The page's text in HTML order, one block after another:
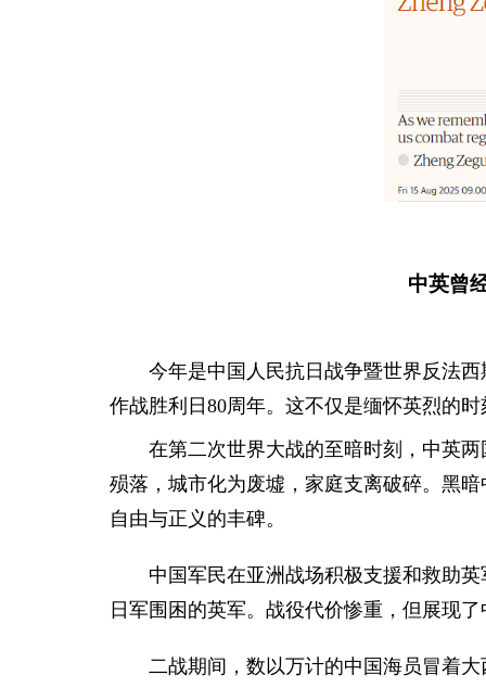
中英曾
今年是中国人民抗日战争暨世界反法
作战胜利日80周年。这不仅是缅怀英烈的
在第二次世界大战的至暗时刻，中英
殒落，城市化为废墟，家庭支离破碎。黑
自由与正义的丰碑。
中国军民在亚洲战场积极支援和救助
日军围困的英军。战役代价惨重，但展现
二战期间，数以万计的中国海员冒着